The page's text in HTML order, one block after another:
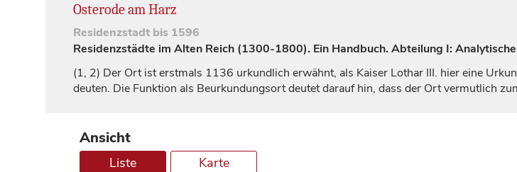
Osterode am Harz
Residenzstadt bis 1596
Residenzstädte im Alten Reich (1300-1800). Ein Handbuch. Abteilung I:
(1, 2) Der Ort ist erstmals 1136 urkundlich erwähnt, als Kaiser Lothar III. hier eine
deuten. Die Funktion als Beurkundungsort deutet darauf hin, dass der Ort vermutlich
Ansicht
Liste Karte